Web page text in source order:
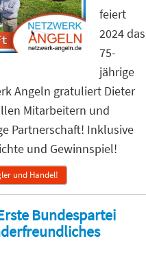
feiert
2024 das
75-
jährige
Angeln gratuliert Dieter
Mitarbeitern und
Partnerschaft! Inklusive
und Gewinnspiel!
und Handel!
Bundespartei